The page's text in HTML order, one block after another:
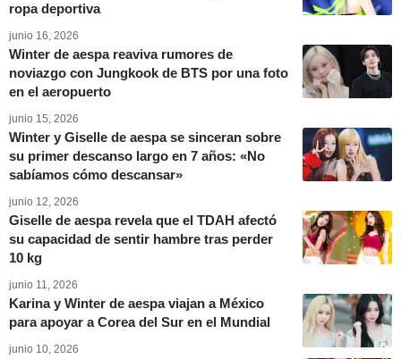
ropa deportiva
junio 16, 2026
Winter de aespa reaviva rumores de
noviazgo con Jungkook de BTS por una foto
en el aeropuerto
junio 15, 2026
Winter y Giselle de aespa se sinceran sobre
su primer descanso largo en 7 años: «No
sabíamos cómo descansar»
junio 12, 2026
Giselle de aespa revela que el TDAH afectó
su capacidad de sentir hambre tras perder
10 kg
junio 11, 2026
Karina y Winter de aespa viajan a México
para apoyar a Corea del Sur en el Mundial
junio 10, 2026